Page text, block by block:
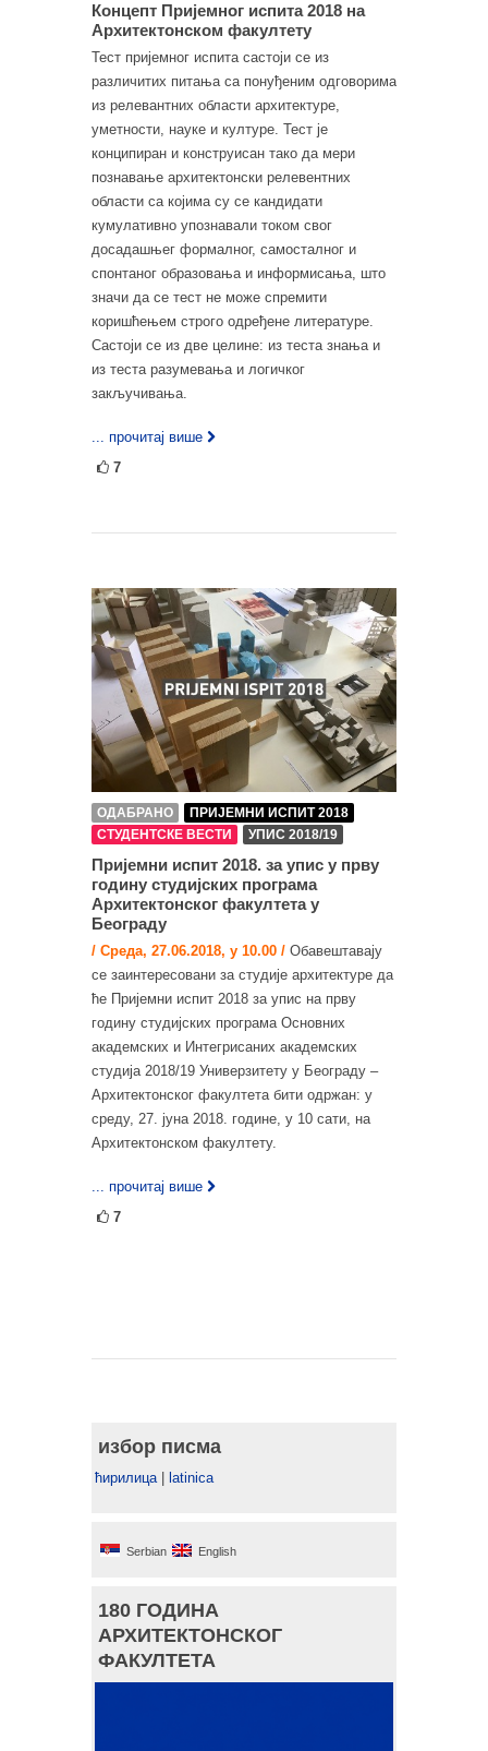
Концепт Пријемног испита 2018 на
Архитектонском факултету
Тест пријемног испита састоји се из
различитих питања са понуђеним одговорима
из релевантних области архитектуре,
уметности, науке и културе. Тест је
конципиран и конструисан тако да мери
познавање архитектонски релевентних
области са којима су се кандидати
кумулативно упознавали током свог
досадашњег формалног, самосталног и
спонтаног образовања и информисања, што
значи да се тест не може спремити
коришћењем строго одређене литературе.
Састоји се из две целине: из теста знања и
из теста разумевања и логичког
закључивања.
... прочитај више
7
ОДАБРАНО
ПРИЈЕМНИ ИСПИТ 2018
СТУДЕНТСКЕ ВЕСТИ
УПИС 2018/19
Пријемни испит 2018. за упис у прву
годину студијских програма
Архитектонског факултета у
Београду
/ Среда, 27.06.2018, у 10.00 / Обавештавају
се заинтересовани за студије архитектуре да
ће Пријемни испит 2018 за упис на прву
годину студијских програма Основних
академских и Интегрисаних академских
студија 2018/19 Универзитету у Београду –
Архитектонског факултета бити одржан: у
среду, 27. јуна 2018. године, у 10 сати, на
Архитектонском факултету.
... прочитај више
7
избор писма
ћирилица latinica
Serbian English
180 ГОДИНА
АРХИТЕКТОНСКОГ
ФАКУЛТЕТА